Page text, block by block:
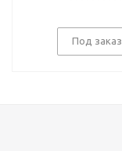
Под заказ